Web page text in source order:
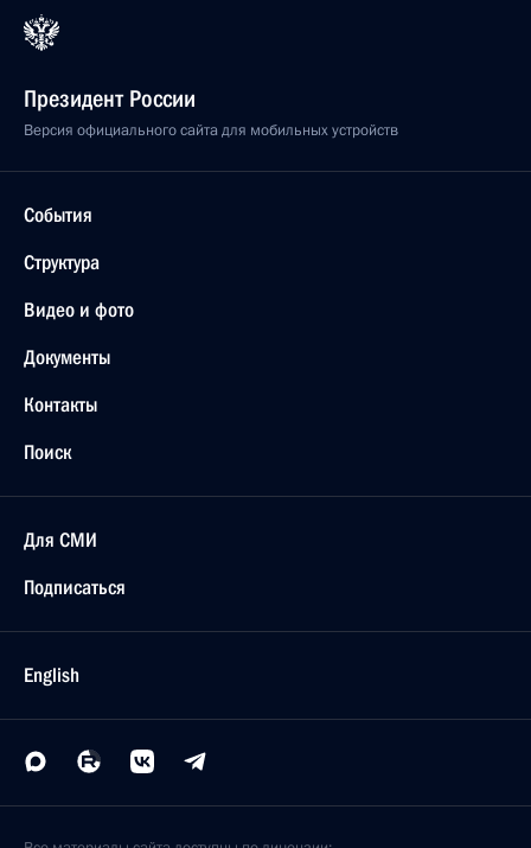
Президент России
Версия официального сайта для мобильных устройств
События
Структура
Видео и фото
Документы
Контакты
Поиск
Для СМИ
Подписаться
English